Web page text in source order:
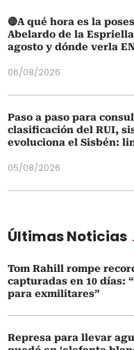
🔴A qué hora es la
Abelardo de la
agosto y dónde verla
06/08/2026
Paso a paso para
clasificación del RUI,
evoluciona el Sisbén:
05/08/2026
Últimas Noticias
Tom Rahill rompe
capturadas en 10 días:
para exmilitares”
Represa para llevar